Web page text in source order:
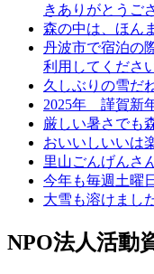
きありがとうご
森の中は、ほん
丹波市で宿泊の
利用してくださ
久しぶりの雪だ
2025年 謹賀新
厳しい暑さでも
おいいしいいは
里山ごんげんさ
今年も毎週土曜
大雪も溶けまし
NPO法人活動